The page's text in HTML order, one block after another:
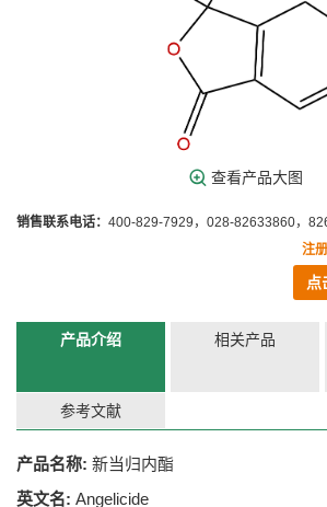
查看产品大图
销售联系电话： 400-829-7929，028-82633860，
注
点
产品介绍 相关产品
参考文献
产品名称: 新当归内酯
英文名: Angelicide